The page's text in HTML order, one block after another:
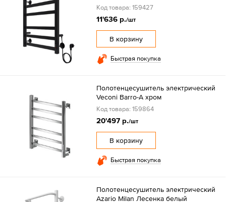
Код товара: 159427
11'636 р./шт
В корзину
Быстрая покупка
Полотенцесушитель электрический
Veconi Barro-A хром
Код товара: 159864
20'497 р./шт
В корзину
Быстрая покупка
Полотенцесушитель электрический
Azario Milan Лесенка белый